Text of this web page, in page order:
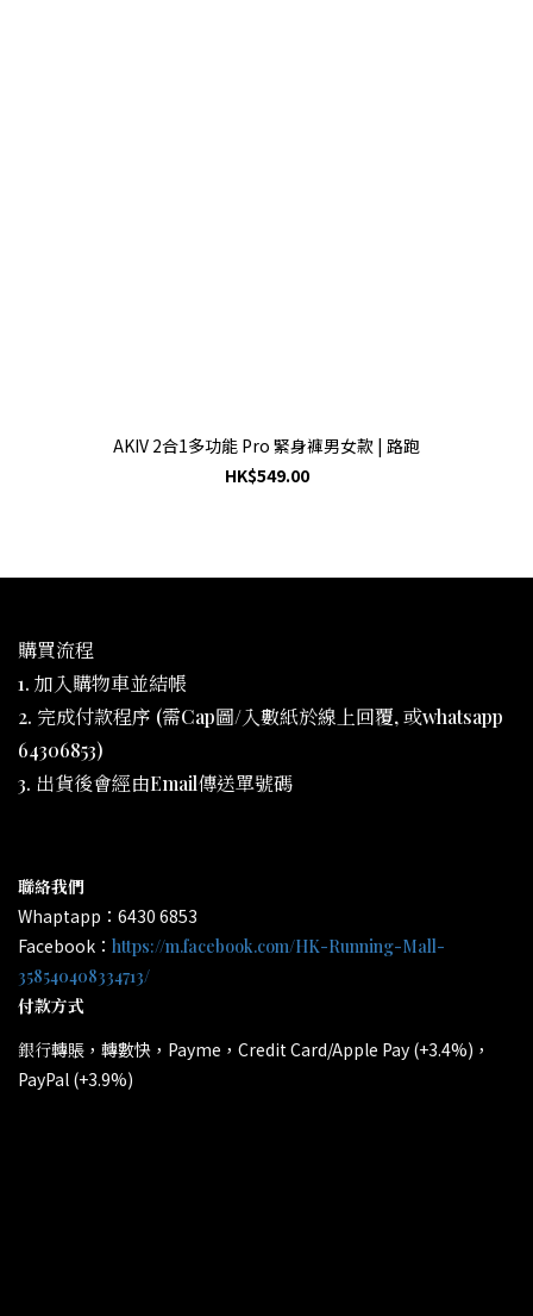
AKIV 2合1多功能 Pro 緊身褲男女款 | 路跑
HK$549.00
購買流程
1. 加入購物車並結帳
2. 完成付款程序 (需Cap圖/入數紙於線上回覆, 或whatsapp
64306853)
3. 出貨後會經由Email傳送單號碼
聯絡我們
Whaptapp：6430 6853
Facebook： https://m.facebook.com/HK-Running-Mall-
358540408334713/
付款方式
銀行轉賬，轉數快，Payme，Credit Card/Apple Pay (+3.4%)，
PayPal (+3.9%)